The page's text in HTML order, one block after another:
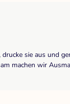
sie aus und
machen wir